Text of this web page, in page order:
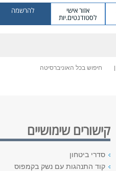
אזור אישי
לסטודנטים.יות
להרשמה
חיפוש בכל האוניברסיטה
קישורים שימושיים
סדרי ביטחון
קוד התנהגות עם נשק בקמפוס